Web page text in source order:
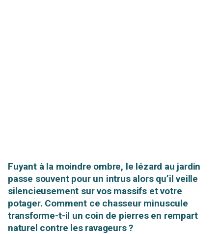
Fuyant à la moindre ombre, le lézard au jardin
passe souvent pour un intrus alors qu’il veille
silencieusement sur vos massifs et votre
potager. Comment ce chasseur minuscule
transforme-t-il un coin de pierres en rempart
naturel contre les ravageurs ?